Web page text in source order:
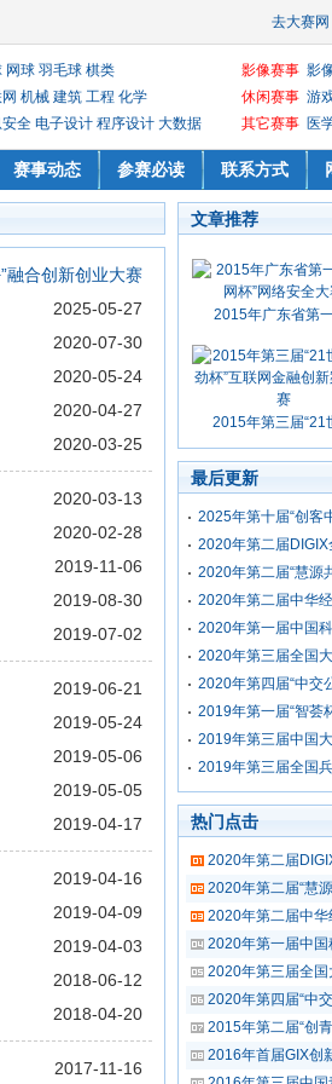
去大赛网
网球 羽毛球 棋类
机械 建筑 工程 化学
全 电子设计 程序设计 大数据
影像赛事 影
休闲赛事 游
其它赛事 医
赛事动态 参赛必读 联系方式
融合创新创业大赛
2025-05-27
2020-07-30
2020-05-24
2020-04-27
2020-03-25
2020-03-13
2020-02-28
2019-11-06
2019-08-30
2019-07-02
2019-06-21
2019-05-24
2019-05-06
2019-05-05
2019-04-17
2019-04-16
2019-04-09
2019-04-03
2018-06-12
2018-04-20
2017-11-16
文章推荐
2015年广东省第
2015年第三届“21
最后更新
2025年第十届“创客
2020年第二届
2020年第二届“慧源
2020年第二届中华
2020年第一届中国
2020年第三届全国
2020年第四届“中交
2019年第一届“智荟
2019年第三届中国
2019年第三届全国
热门点击
2020年第二届
2020年第二届“慧
2020年第二届中
2020年第一届中国
2020年第三届全
2020年第四届“中
2015年第二届“创
2016年首届GIX创